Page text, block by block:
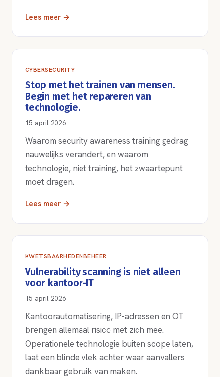
Lees meer →
CYBERSECURITY
Stop met het trainen van mensen.
Begin met het repareren van
technologie.
15 april 2026
Waarom security awareness training gedrag
nauwelijks verandert, en waarom
technologie, niet training, het zwaartepunt
moet dragen.
Lees meer →
KWETSBAARHEDENBEHEER
Vulnerability scanning is niet alleen
voor kantoor-IT
15 april 2026
Kantoorautomatisering, IP-adressen en OT
brengen allemaal risico met zich mee.
Operationele technologie buiten scope laten,
laat een blinde vlek achter waar aanvallers
dankbaar gebruik van maken.